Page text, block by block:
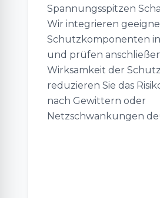
Spannungsspitzen
Wir integrieren
Schutzkomponenten
und prüfen
Wirksamkeit der
reduzieren Sie das
nach Gewittern oder
Netzschwankungen